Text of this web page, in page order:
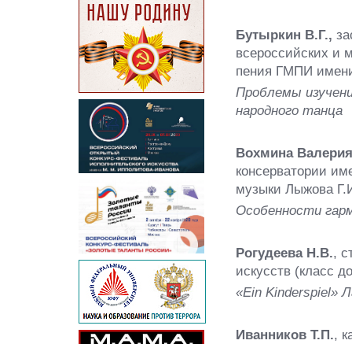
Бутыркин В.Г.,
всероссийских и
пения ГМПИ
Проблемы
народного танца
Вохмина
консерватории
музыки Лыжова
Особенности
Рогудеева Н.В.,
искусств (класс
«Ein Kinderspiel»
Иванников Т.П.,